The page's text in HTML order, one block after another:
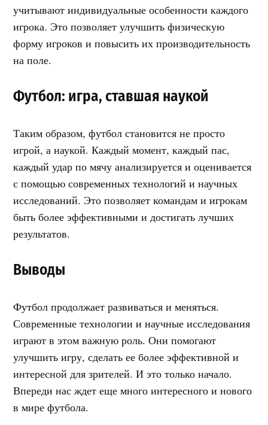
учитывают индивидуальные особенности каждого
игрока. Это позволяет улучшить физическую
форму игроков и повысить их производительность
на поле.
Футбол: игра, ставшая наукой
Таким образом, футбол становится не просто
игрой, а наукой. Каждый момент, каждый пас,
каждый удар по мячу анализируется и оценивается
с помощью современных технологий и научных
исследований. Это позволяет командам и игрокам
быть более эффективными и достигать лучших
результатов.
Выводы
Футбол продолжает развиваться и меняться.
Современные технологии и научные исследования
играют в этом важную роль. Они помогают
улучшить игру, сделать ее более эффективной и
интересной для зрителей. И это только начало.
Впереди нас ждет еще много интересного и нового
в мире футбола.